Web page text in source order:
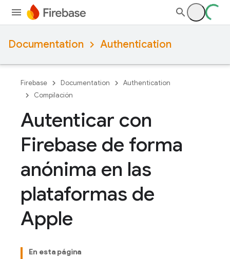
Documentation Authentication
Firebase Documentation
Authentication
Compilación
Autenticar con
Firebase de forma
anónima en las
plataformas de
Apple
En esta página